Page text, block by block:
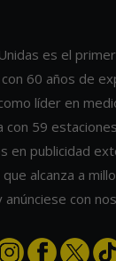
es el
60 años de
líder en
con 59
en publicidad
alcanza a
anúnciese con